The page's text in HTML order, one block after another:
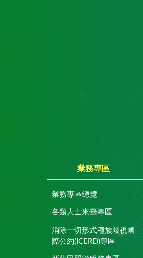
業務專區
業務專區總覽
各類人士來臺專區
消除一切形式種族歧視國
際公約(ICERD)專區